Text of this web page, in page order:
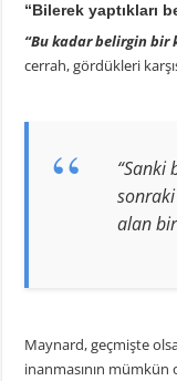
“Bilerek yaptıkları
“Bu kadar belirgin bir
cerrah, gördükleri
“Sanki
alan bir
Maynard, geçmişte
inanmasının mümkün